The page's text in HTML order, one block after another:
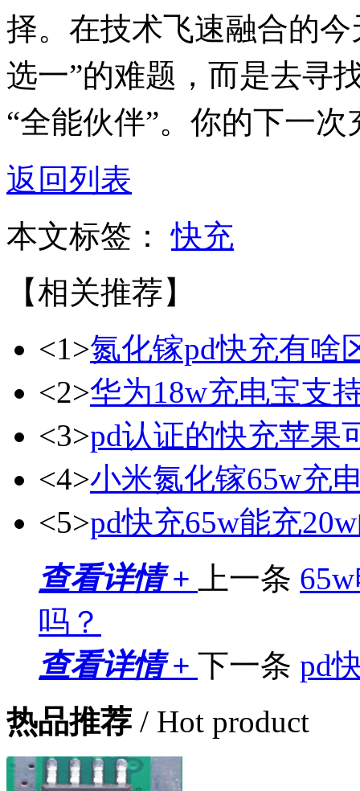
择。在技术飞速融合的
选一”的难题，而是去寻
“全能伙伴”。你的下一
返回列表
本文标签：快充
【相关推荐】
<1>氮化镓pd快充有啥
<2>华为18w充电宝支
<3>pd认证的快充苹果
<4>小米氮化镓65w充
<5>pd快充65w能充
查看详情 +
上一条
吗？
查看详情 + 下一条 pd
热品推荐 / Hot product